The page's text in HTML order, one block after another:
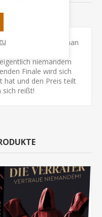
UNS
auf die Spur, ist man
niemandem
Finale wird sich
hat und den Preis teilt
sich reißt!